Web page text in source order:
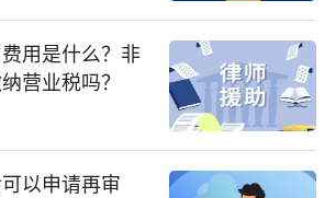
用是什么？非
营业税吗？
以申请再审